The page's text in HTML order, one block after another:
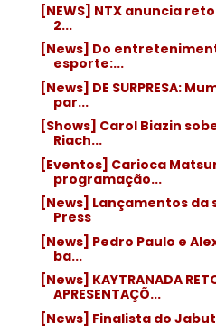
[NEWS] NTX anuncia
2...
[News] Do
esporte:...
[News] DE SURPRESA:
par...
[Shows] Carol Biazin
Riach...
[Eventos] Carioca
programação...
[News] Lançamentos da
Press
[News] Pedro Paulo e
ba...
[News] KAYTRANADA
APRESENTAÇÕ...
[News] Finalista do